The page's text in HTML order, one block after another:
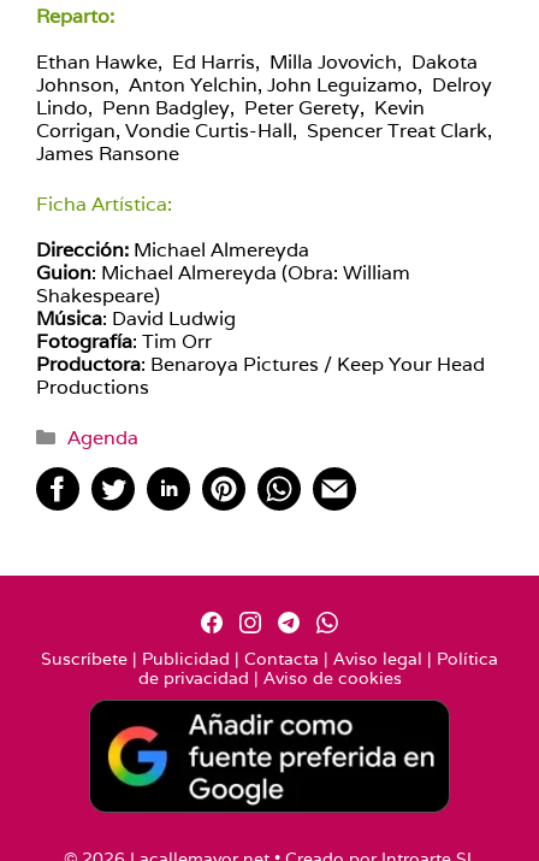
Reparto:
Ethan Hawke, Ed Harris, Milla Jovovich, Dakota
Johnson, Anton Yelchin, John Leguizamo, Delroy
Lindo, Penn Badgley, Peter Gerety, Kevin
Corrigan, Vondie Curtis-Hall, Spencer Treat Clark,
James Ransone
Ficha Artística:
Dirección: Michael Almereyda
Guion: Michael Almereyda (Obra: William
Shakespeare)
Música: David Ludwig
Fotografía: Tim Orr
Productora: Benaroya Pictures / Keep Your Head
Productions
Categorías
Agenda
Suscríbete | Publicidad | Contacta | Aviso legal | Política
de privacidad | Aviso de cookies